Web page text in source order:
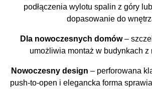
podłączenia wylotu spalin z góry lub
dopasowanie do
Dla nowoczesnych domów–
umożliwia montaż w budynkach z
Nowoczesny design – perforowana
push-to-open i elegancka forma